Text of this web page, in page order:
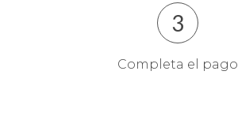
3
Completa el pago